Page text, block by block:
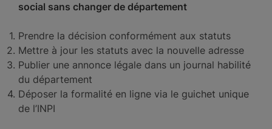
social sans changer de département
Prendre la décision conformément aux statuts
Mettre à jour les statuts avec la nouvelle adresse
Publier une annonce légale dans un journal habilité
du département
Déposer la formalité en ligne via le guichet unique
de l’INPI